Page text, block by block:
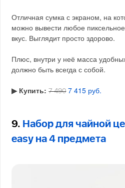
Отличная сумка с экраном, на
можно вывести любое
вкус. Выглядит просто здорово.
Плюс, внутри у неё масса
должно быть всегда с собой.
▶︎ Купить: 7 490 7 415 руб.
9. Набор для чайной
easy на 4 предмета